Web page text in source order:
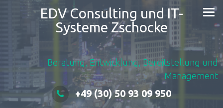
EDV Consulting und IT-
Systeme Zschocke
Beratung, Entwicklung, Bereitstellung und
Management
+49 (30) 50 93 09 950